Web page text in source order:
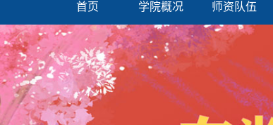
首页 学院概况 师资队伍